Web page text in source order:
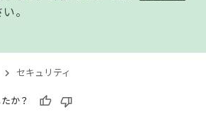
。
セキュリティ
か？